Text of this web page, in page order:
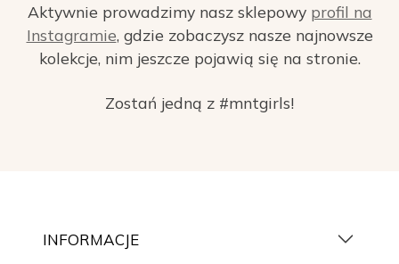
Aktywnie prowadzimy nasz sklepowy profil na
Instagramie, gdzie zobaczysz nasze najnowsze
kolekcje, nim jeszcze pojawią się na stronie.
Zostań jedną z #mntgirls!
INFORMACJE